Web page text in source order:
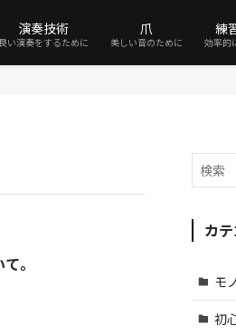
演奏技術
良い演奏をするために
爪
美しい音のために
練
効率的
。
カ
モ
初